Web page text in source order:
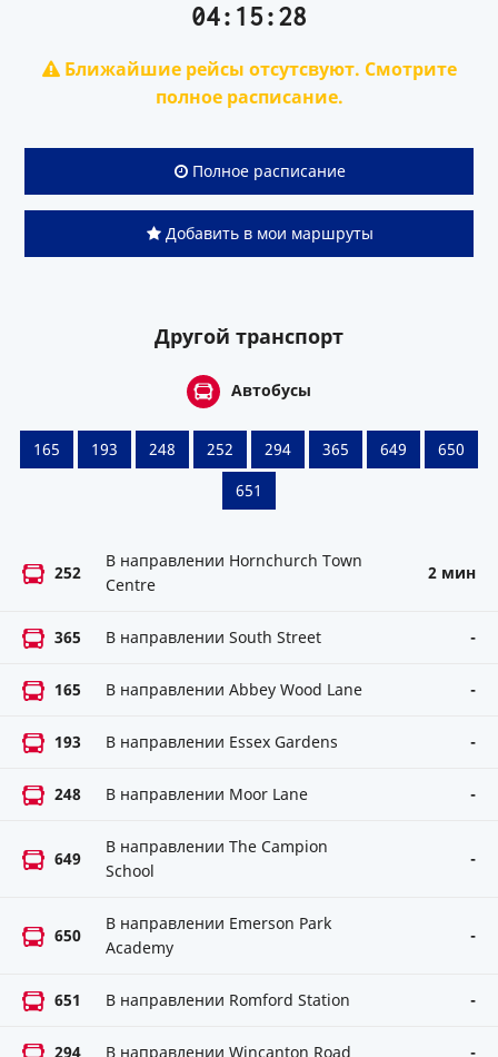
04:15:28
Ближайшие рейсы отсутсвуют. Смотрите
полное расписание.
Полное расписание
Добавить в мои маршруты
Другой транспорт
Автобусы
165 193 248 252 294 365 649
650
651
252
В направлении Hornchurch Town
Centre
2 мин
365 В направлении South Street -
165 В направлении Abbey Wood Lane -
193 В направлении Essex Gardens -
248 В направлении Moor Lane -
649
В направлении The Campion
School
-
650
В направлении Emerson Park
Academy
-
651 В направлении Romford Station -
294 В направлении Wincanton Road -